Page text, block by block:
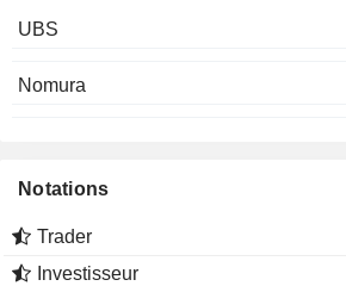
UBS
Nomura
Notations
Trader
Investisseur